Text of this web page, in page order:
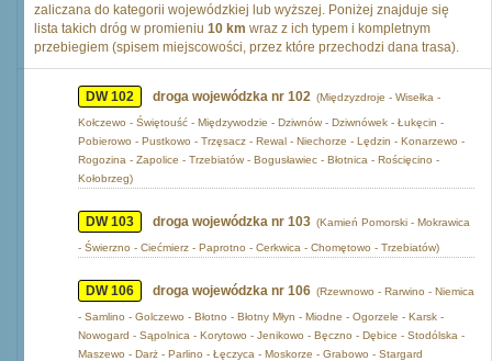
zaliczana do kategorii wojewódzkiej lub wyższej. Poniżej znajduje się
lista takich dróg w promieniu 10 km wraz z ich typem i kompletnym
przebiegiem (spisem miejscowości, przez które przechodzi dana trasa).
DW 102 droga wojewódzka nr 102 (Międzyzdroje - Wisełka -
Kołczewo - Świętouść - Międzywodzie - Dziwnów - Dziwnówek - Łukęcin -
Pobierowo - Pustkowo - Trzęsacz - Rewal - Niechorze - Lędzin - Konarzewo -
Rogozina - Zapolice - Trzebiatów - Bogusławiec - Błotnica - Rościęcino -
Kołobrzeg)
DW 103 droga wojewódzka nr 103 (Kamień Pomorski - Mokrawica
- Świerzno - Ciećmierz - Paprotno - Cerkwica - Chomętowo - Trzebiatów)
DW 106 droga wojewódzka nr 106 (Rzewnowo - Rarwino - Niemica
- Samlino - Golczewo - Błotno - Błotny Młyn - Miodne - Ogorzele - Karsk -
Nowogard - Sąpolnica - Korytowo - Jenikowo - Bęczno - Dębice - Stodólska -
Maszewo - Darż - Parlino - Łęczyca - Moskorze - Grabowo - Stargard